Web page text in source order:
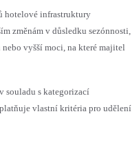
hotelové infrastruktury
změnám v důsledku sezónnosti,
vyšší moci, na které majitel
souladu s kategorizací
vlastní kritéria pro udělení